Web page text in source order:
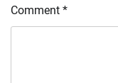
Comment *